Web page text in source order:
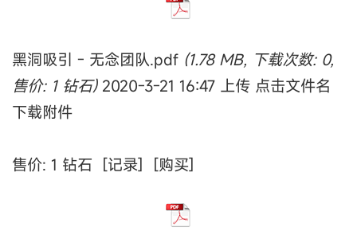
黑洞吸引 - 无念团队.pdf (1.78 MB, 下载次数: 0,
售价: 1 钻石) 2020-3-21 16:47 上传 点击文件名
下载附件
售价: 1 钻石 [记录] [购买]